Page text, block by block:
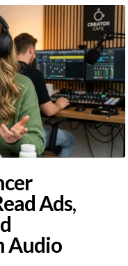
Ads,
Audio